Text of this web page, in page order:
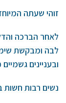
זוהי שעתה
לאחר הברכה
לבה ומבקשת
ובעניינים
נשים רבות חשות